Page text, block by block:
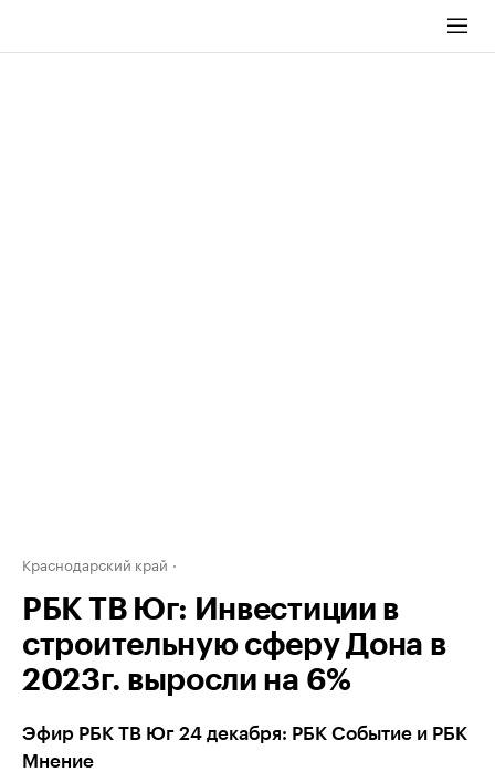
Краснодарский край
РБК ТВ Юг: Инвестиции в
строительную сферу Дона в
2023г. выросли на 6%
Эфир РБК ТВ Юг 24 декабря: РБК Событие и РБК
Мнение